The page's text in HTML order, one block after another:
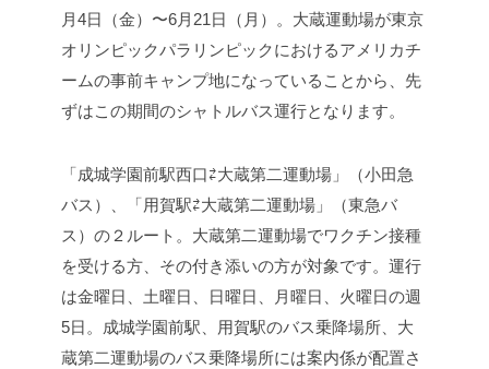
月4日（金）〜6月21日（月）。大蔵運動場が東京
オリンピックパラリンピックにおけるアメリカチ
ームの事前キャンプ地になっていることから、先
ずはこの期間のシャトルバス運行となります。
「成城学園前駅西口⇄大蔵第二運動場」（小田急
バス）、「用賀駅⇄大蔵第二運動場」（東急バ
ス）の２ルート。大蔵第二運動場でワクチン接種
を受ける方、その付き添いの方が対象です。運行
は金曜日、土曜日、日曜日、月曜日、火曜日の週
5日。成城学園前駅、用賀駅のバス乗降場所、大
蔵第二運動場のバス乗降場所には案内係が配置さ